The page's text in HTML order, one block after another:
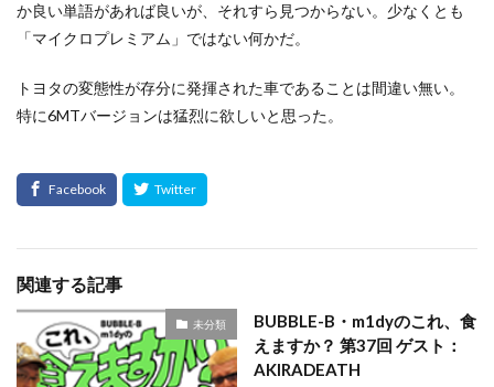
か良い単語があれば良いが、それすら見つからない。少なくとも
「マイクロプレミアム」ではない何かだ。
トヨタの変態性が存分に発揮された車であることは間違い無い。
特に6MTバージョンは猛烈に欲しいと思った。
関連する記事
未分類
BUBBLE-B・m1dyのこれ、食
えますか？ 第37回 ゲスト：
AKIRADEATH